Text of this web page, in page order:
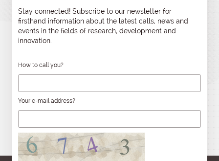
Stay connected! Subscribe to our newsletter for
firsthand information about the latest calls, news and
events in the fields of research, development and
innovation.
How to call you?
Your e-mail address?